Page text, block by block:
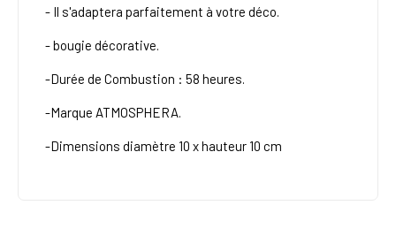
- Il s'adaptera parfaitement à votre déco.
- bougie décorative.
-Durée de Combustion : 58 heures.
-Marque ATMOSPHERA.
-Dimensions diamètre 10 x hauteur 10 cm